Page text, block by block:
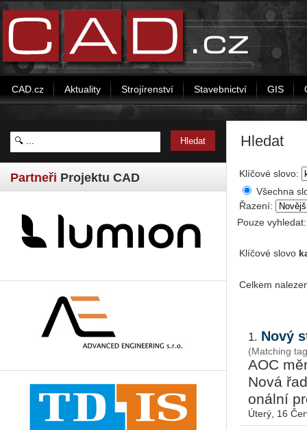
CAD.cz Aktuality Strojírenství Stavebnictví GIS
Partneři Projektu CAD
Hledat
Klíčové slovo:
Všechna
Řazení:
Pouze
Klíčové slovo
Celkem
1. Nový
(Matching
AOC
Nová
o­nál­ní
Úterý, 16